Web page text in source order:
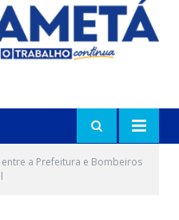
entre a Prefeitura e Bombeiros